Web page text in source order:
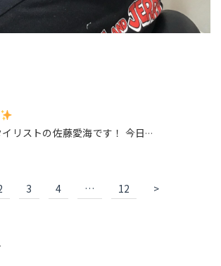
リストの佐藤愛海です！ 今日…
3 4 … 12 >